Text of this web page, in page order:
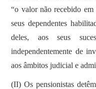
“o valor não recebido em
seus dependentes
deles, aos seus
independentemente de
aos âmbitos judicial e
(II) Os pensionistas